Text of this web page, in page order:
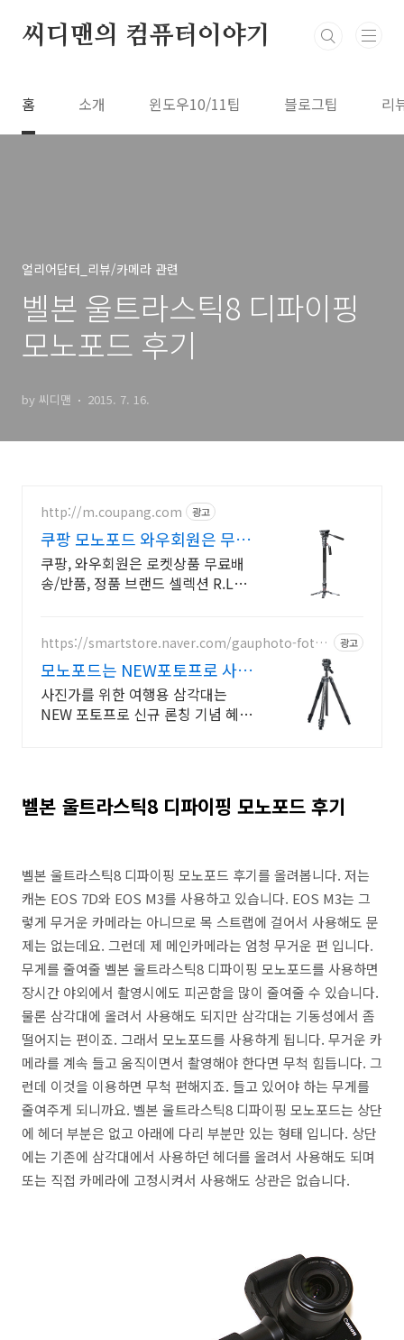
씨디맨의 컴퓨터이야기
홈 소개 윈도우10/11팁 블로그팁 리
얼리어답터_리뷰/카메라 관련
벨본 울트라스틱8 디파이핑
모노포드 후기
by 씨디맨 2015. 7. 16.
http://m.coupang.com 광고
쿠팡 모노포드 와우회원은 무제
한 무료배송
쿠팡, 와우회원은 로켓상품 무료배
송/반품, 정품 브랜드 셀렉션 R.LUX
https://smartstore.naver.com/gauphoto-foto
광고
모노포드는 NEW포토프로 사진
가를 위한 여행용 삼각대
사진가를 위한 여행용 삼각대는
NEW 포토프로 신규 론칭 기념 혜택
벨본 울트라스틱8 디파이핑 모노포드 후기
벨본 울트라스틱8 디파이핑 모노포드 후기를 올려봅니다. 저는
캐논 EOS 7D와 EOS M3를 사용하고 있습니다. EOS M3는 그
렇게 무거운 카메라는 아니므로 목 스트랩에 걸어서 사용해도 문
제는 없는데요. 그런데 제 메인카메라는 엄청 무거운 편 입니다.
무게를 줄여줄 벨본 울트라스틱8 디파이핑 모노포드를 사용하면
장시간 야외에서 촬영시에도 피곤함을 많이 줄여줄 수 있습니다.
물론 삼각대에 올려서 사용해도 되지만 삼각대는 기동성에서 좀
떨어지는 편이죠. 그래서 모노포드를 사용하게 됩니다. 무거운 카
메라를 계속 들고 움직이면서 촬영해야 한다면 무척 힘듭니다. 그
런데 이것을 이용하면 무척 편해지죠. 들고 있어야 하는 무게를
줄여주게 되니까요. 벨본 울트라스틱8 디파이핑 모노포드는 상단
에 헤더 부분은 없고 아래에 다리 부분만 있는 형태 입니다. 상단
에는 기존에 삼각대에서 사용하던 헤더를 올려서 사용해도 되며
또는 직접 카메라에 고정시켜서 사용해도 상관은 없습니다.